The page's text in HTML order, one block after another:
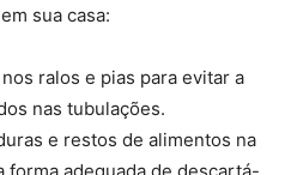
sua casa:
ralos e pias para evitar a
nas tubulações.
e restos de alimentos na